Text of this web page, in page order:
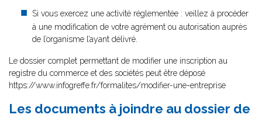
Si vous exercez une activité réglementée : veillez à procéder
à une modification de votre agrément ou autorisation auprès
de l’organisme l’ayant délivré.
Le dossier complet permettant de modifier une inscription au
registre du commerce et des sociétés peut être déposé
https://www.infogreffe.fr/formalites/modifier-une-entreprise
Les documents à joindre au dossier de